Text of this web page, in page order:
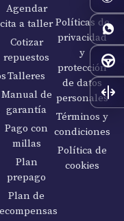
Agendar
cita a taller
Cotizar
repuestos
Talleres
Manual de
garantía
Pago con
millas
Plan
prepago
Plan de
Políticas de
privacidad
y
protección
de datos
personales
Términos y
condiciones
Política de
cookies